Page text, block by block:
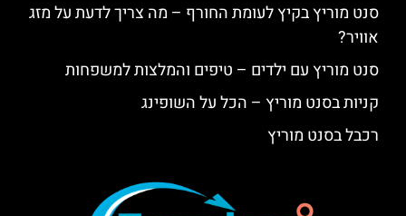
סנט מוריץ בקיץ לעומת החורף – מה צריך לדעת על מזג
אוויר?
סנט מוריץ עם ילדים – טיפים והמלצות למשפחות
קניות בסנט מוריץ – הכל על השופינג
רכבל בסנט מוריץ